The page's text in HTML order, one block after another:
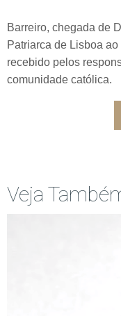
Barreiro, chegada de
Patriarca de Lisboa
recebido pelos
comunidade católica.
Veja